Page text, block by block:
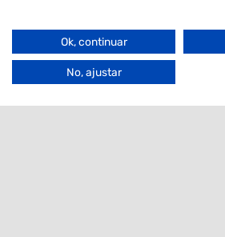
Boletin
Estoy interesado
Ok, continuar
No, ajustar